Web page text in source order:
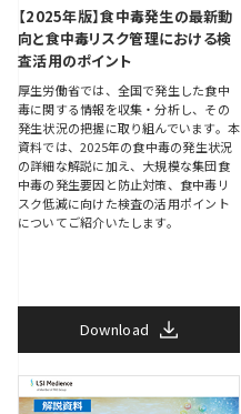
【2025年版】食中毒発生の最新動
向と食中毒リスク管理における検
査活用のポイント
厚生労働省では、全国で発生した食中
毒に関する情報を収集・分析し、その
発生状況の把握に取り組んでいます。本
資料では、2025年の食中毒の発生状況
の詳細な解説に加え、大規模な集団食
中毒の発生要因と防止対策、食中毒リ
スク低減に向けた検査の活用ポイント
についてご紹介いたします。
Download